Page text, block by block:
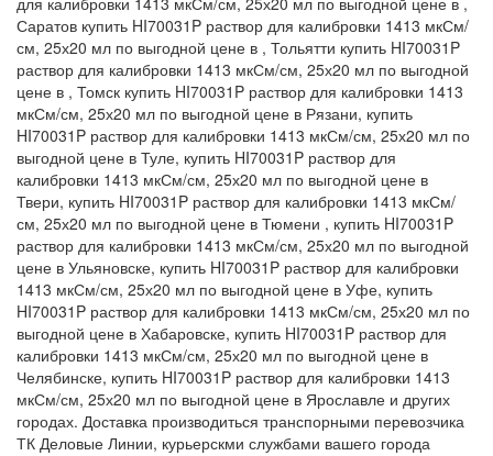
Саратов купить HI70031P раствор для калибровки 1413 мкСм/
см, 25х20 мл по выгодной цене в , Тольятти купить HI70031P
раствор для калибровки 1413 мкСм/см, 25х20 мл по выгодной
цене в , Томск купить HI70031P раствор для калибровки 1413
мкСм/см, 25х20 мл по выгодной цене в Рязани, купить
HI70031P раствор для калибровки 1413 мкСм/см, 25х20 мл по
выгодной цене в Туле, купить HI70031P раствор для
калибровки 1413 мкСм/см, 25х20 мл по выгодной цене в
Твери, купить HI70031P раствор для калибровки 1413 мкСм/
см, 25х20 мл по выгодной цене в Тюмени , купить HI70031P
раствор для калибровки 1413 мкСм/см, 25х20 мл по выгодной
цене в Ульяновске, купить HI70031P раствор для калибровки
1413 мкСм/см, 25х20 мл по выгодной цене в Уфе, купить
HI70031P раствор для калибровки 1413 мкСм/см, 25х20 мл по
выгодной цене в Хабаровске, купить HI70031P раствор для
калибровки 1413 мкСм/см, 25х20 мл по выгодной цене в
Челябинске, купить HI70031P раствор для калибровки 1413
мкСм/см, 25х20 мл по выгодной цене в Ярославле и других
городах. Доставка производиться транспорными перевозчика
ТК Деловые Линии, курьерскми службами вашего города